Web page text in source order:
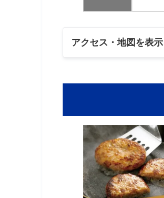
アクセス・地図を表示